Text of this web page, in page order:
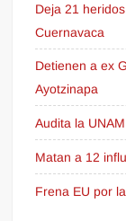
Deja 21
Cuernavaca
Detienen a ex
Ayotzinapa
Audita la
Matan a 12
Frena EU por